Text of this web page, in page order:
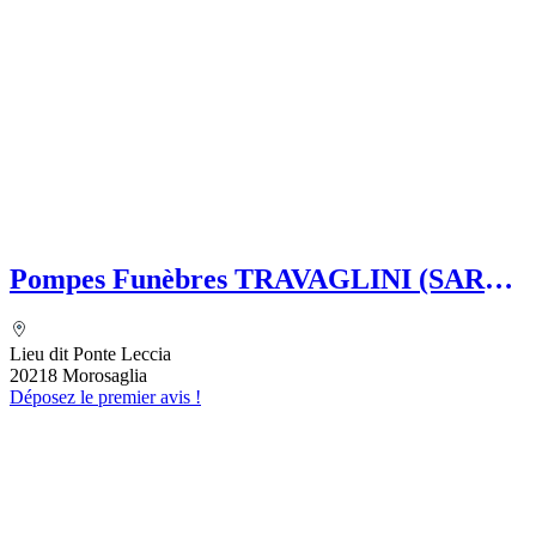
Pompes Funèbres TRAVAGLINI (SARL)
secondaire Grégoire TRAVAGLINI
Lieu dit Ponte Leccia
20218 Morosaglia
Déposez le premier avis !